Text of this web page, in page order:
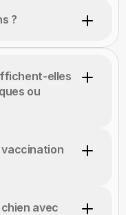
?
elles
ou
vaccination
avec